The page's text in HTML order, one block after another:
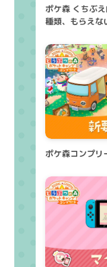
ポケ森 くちぶ
種類、もらえな
ポケ森コンプリ